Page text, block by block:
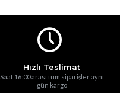
Hızlı Teslimat
Saat 16:00 arası tüm siparişler aynı
gün kargo